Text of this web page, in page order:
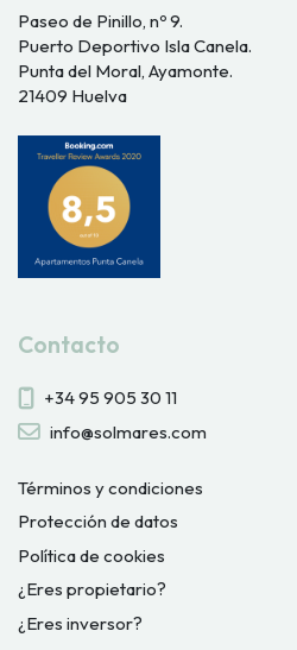
Paseo de Pinillo, nº 9.
Puerto Deportivo Isla Canela.
Punta del Moral, Ayamonte.
21409 Huelva
Contacto
+34 95 905 30 11
info@solmares.com
Términos y condiciones
Protección de datos
Política de cookies
¿Eres propietario?
¿Eres inversor?